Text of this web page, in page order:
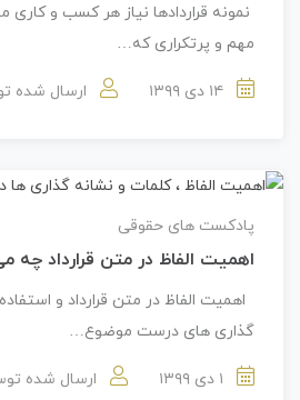
نمونه قراردادها نیاز هر کسب و
مهم و پرتکراری که…
۱۴ دی ۱۳۹۹ ارسال شده
پادکست های حقوقی
اهمیت الفاظ در متن قرارداد چه
اهمیت الفاظ در متن قرارداد و
گذاری های درست موضوع…
۱ دی ۱۳۹۹ ارسال شده